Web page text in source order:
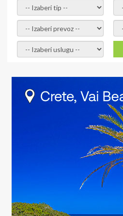
- izaberi tip -
- izaberi prevoz -
- Izaberite uslugu -